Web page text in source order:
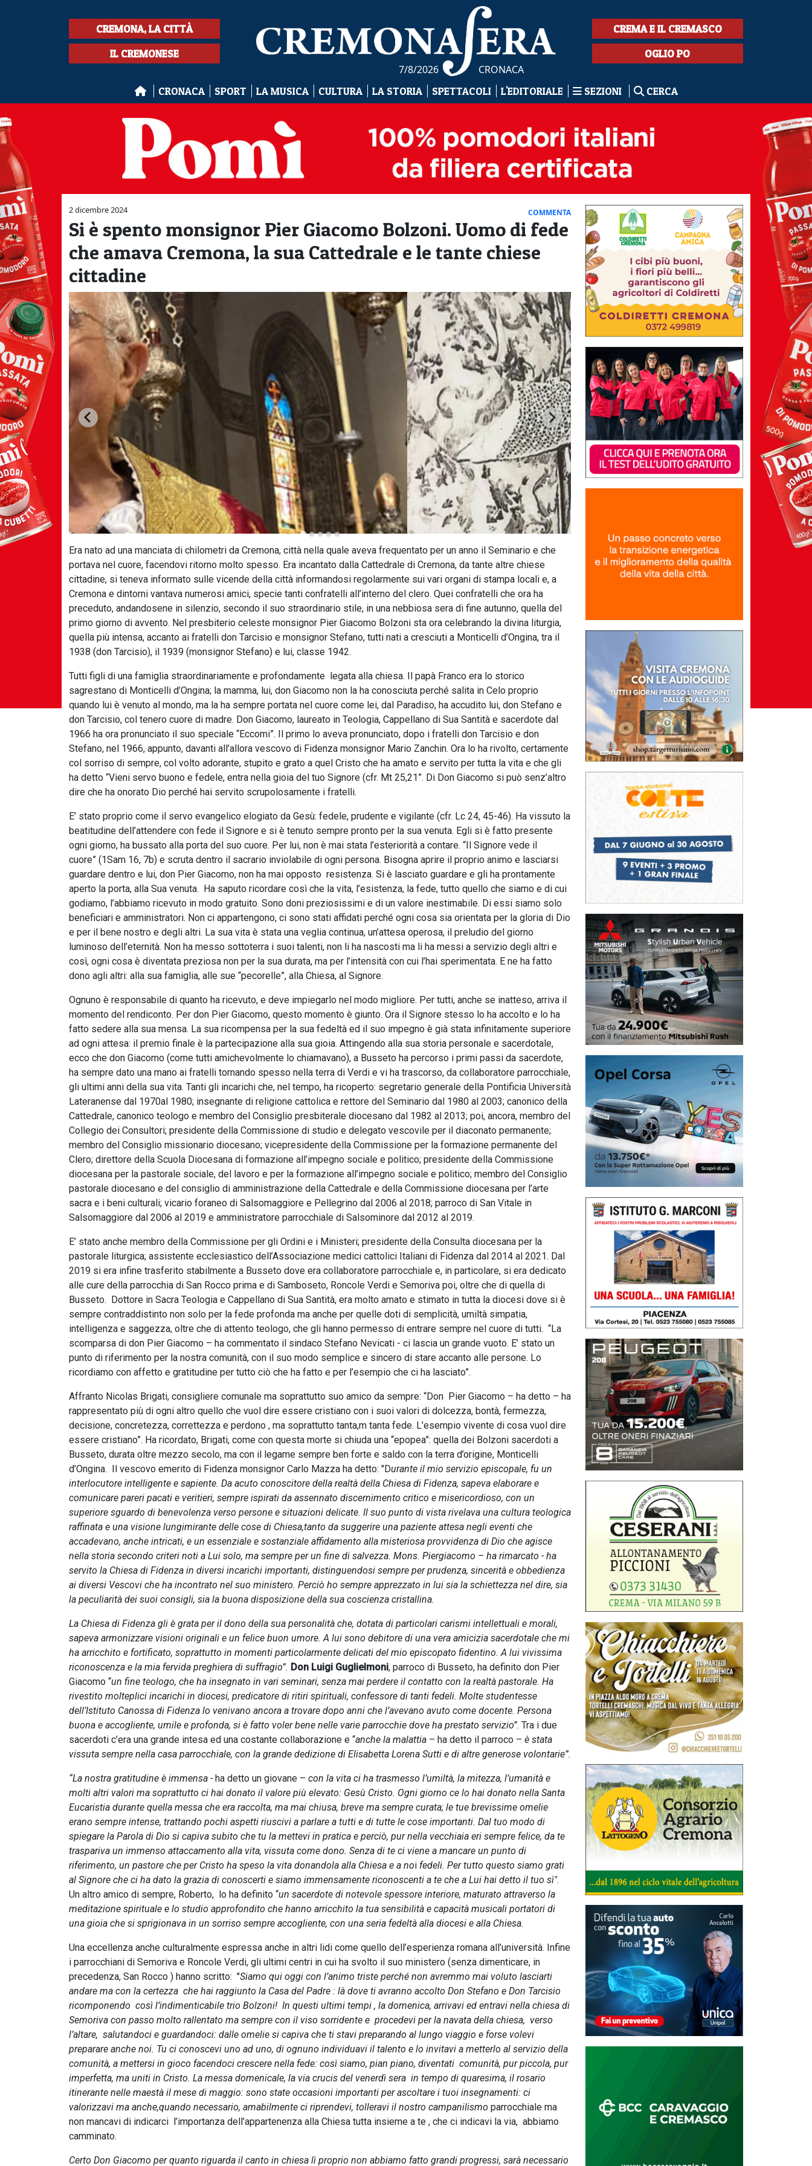
CREMONA, LA CITTÀ
IL CREMONESE
7/8/2026 CRONACA
CREMA E IL CREMASCO
OGLIO PO
CRONACA SPORT LA MUSICA CULTURA LA STORIA SPETTACOLI L'EDITORIALE SEZIONI CERCA
2 dicembre 2024 COMMENTA
Si è spento monsignor Pier Giacomo Bolzoni. Uomo di fede
che amava Cremona, la sua Cattedrale e le tante chiese
cittadine
Era nato ad una manciata di chilometri da Cremona, città nella quale aveva frequentato per un anno il Seminario e che
portava nel cuore, facendovi ritorno molto spesso. Era incantato dalla Cattedrale di Cremona, da tante altre chiese
cittadine, si teneva informato sulle vicende della città informandosi regolarmente sui vari organi di stampa locali e, a
Cremona e dintorni vantava numerosi amici, specie tanti confratelli all’interno del clero. Quei confratelli che ora ha
preceduto, andandosene in silenzio, secondo il suo straordinario stile, in una nebbiosa sera di fine autunno, quella del
primo giorno di avvento. Nel presbiterio celeste monsignor Pier Giacomo Bolzoni sta ora celebrando la divina liturgia,
quella più intensa, accanto ai fratelli don Tarcisio e monsignor Stefano, tutti nati a cresciuti a Monticelli d’Ongina, tra il
1938 (don Tarcisio), il 1939 (monsignor Stefano) e lui, classe 1942.
Tutti figli di una famiglia straordinariamente e profondamente legata alla chiesa. Il papà Franco era lo storico
sagrestano di Monticelli d’Ongina; la mamma, lui, don Giacomo non la ha conosciuta perché salita in Celo proprio
quando lui è venuto al mondo, ma la ha sempre portata nel cuore come lei, dal Paradiso, ha accudito lui, don Stefano e
don Tarcisio, col tenero cuore di madre. Don Giacomo, laureato in Teologia, Cappellano di Sua Santità e sacerdote dal
1966 ha ora pronunciato il suo speciale “Eccomi”. Il primo lo aveva pronunciato, dopo i fratelli don Tarcisio e don
Stefano, nel 1966, appunto, davanti all’allora vescovo di Fidenza monsignor Mario Zanchin. Ora lo ha rivolto, certamente
col sorriso di sempre, col volto adorante, stupito e grato a quel Cristo che ha amato e servito per tutta la vita e che gli
ha detto “Vieni servo buono e fedele, entra nella gioia del tuo Signore (cfr. Mt 25,21”. Di Don Giacomo si può senz’altro
dire che ha onorato Dio perché hai servito scrupolosamente i fratelli.
E’ stato proprio come il servo evangelico elogiato da Gesù: fedele, prudente e vigilante (cfr. Lc 24, 45-46). Ha vissuto la
beatitudine dell’attendere con fede il Signore e si è tenuto sempre pronto per la sua venuta. Egli si è fatto presente
ogni giorno, ha bussato alla porta del suo cuore. Per lui, non è mai stata l’esteriorità a contare. “Il Signore vede il
cuore” (1Sam 16, 7b) e scruta dentro il sacrario inviolabile di ogni persona. Bisogna aprire il proprio animo e lasciarsi
guardare dentro e lui, don Pier Giacomo, non ha mai opposto resistenza. Si è lasciato guardare e gli ha prontamente
aperto la porta, alla Sua venuta. Ha saputo ricordare così che la vita, l’esistenza, la fede, tutto quello che siamo e di cui
godiamo, l’abbiamo ricevuto in modo gratuito. Sono doni preziosissimi e di un valore inestimabile. Di essi siamo solo
beneficiari e amministratori. Non ci appartengono, ci sono stati affidati perché ogni cosa sia orientata per la gloria di Dio
e per il bene nostro e degli altri. La sua vita è stata una veglia continua, un’attesa operosa, il preludio del giorno
luminoso dell’eternità. Non ha messo sottoterra i suoi talenti, non li ha nascosti ma li ha messi a servizio degli altri e
così, ogni cosa è diventata preziosa non per la sua durata, ma per l’intensità con cui l’hai sperimentata. E ne ha fatto
dono agli altri: alla sua famiglia, alle sue “pecorelle”, alla Chiesa, al Signore.
Ognuno è responsabile di quanto ha ricevuto, e deve impiegarlo nel modo migliore. Per tutti, anche se inatteso, arriva il
momento del rendiconto. Per don Pier Giacomo, questo momento è giunto. Ora il Signore stesso lo ha accolto e lo ha
fatto sedere alla sua mensa. La sua ricompensa per la sua fedeltà ed il suo impegno è già stata infinitamente superiore
ad ogni attesa: il premio finale è la partecipazione alla sua gioia. Attingendo alla sua storia personale e sacerdotale,
ecco che don Giacomo (come tutti amichevolmente lo chiamavano), a Busseto ha percorso i primi passi da sacerdote,
ha sempre dato una mano ai fratelli tornando spesso nella terra di Verdi e vi ha trascorso, da collaboratore parrocchiale,
gli ultimi anni della sua vita. Tanti gli incarichi che, nel tempo, ha ricoperto: segretario generale della Pontificia Università
Lateranense dal 1970al 1980; insegnante di religione cattolica e rettore del Seminario dal 1980 al 2003; canonico della
Cattedrale, canonico teologo e membro del Consiglio presbiterale diocesano dal 1982 al 2013; poi, ancora, membro del
Collegio dei Consultori; presidente della Commissione di studio e delegato vescovile per il diaconato permanente;
membro del Consiglio missionario diocesano; vicepresidente della Commissione per la formazione permanente del
Clero; direttore della Scuola Diocesana di formazione all’impegno sociale e politico; presidente della Commissione
diocesana per la pastorale sociale, del lavoro e per la formazione all’impegno sociale e politico; membro del Consiglio
pastorale diocesano e del consiglio di amministrazione della Cattedrale e della Commissione diocesana per l’arte
sacra e i beni culturali; vicario foraneo di Salsomaggiore e Pellegrino dal 2006 al 2018; parroco di San Vitale in
Salsomaggiore dal 2006 al 2019 e amministratore parrocchiale di Salsominore dal 2012 al 2019.
E’ stato anche membro della Commissione per gli Ordini e i Ministeri; presidente della Consulta diocesana per la
pastorale liturgica; assistente ecclesiastico dell’Associazione medici cattolici Italiani di Fidenza dal 2014 al 2021. Dal
2019 si era infine trasferito stabilmente a Busseto dove era collaboratore parrocchiale e, in particolare, si era dedicato
alle cure della parrocchia di San Rocco prima e di Samboseto, Roncole Verdi e Semoriva poi, oltre che di quella di
Busseto. Dottore in Sacra Teologia e Cappellano di Sua Santità, era molto amato e stimato in tutta la diocesi dove si è
sempre contraddistinto non solo per la fede profonda ma anche per quelle doti di semplicità, umiltà simpatia,
intelligenza e saggezza, oltre che di attento teologo, che gli hanno permesso di entrare sempre nel cuore di tutti. “La
scomparsa di don Pier Giacomo – ha commentato il sindaco Stefano Nevicati - ci lascia un grande vuoto. E’ stato un
punto di riferimento per la nostra comunità, con il suo modo semplice e sincero di stare accanto alle persone. Lo
ricordiamo con affetto e gratitudine per tutto ciò che ha fatto e per l’esempio che ci ha lasciato”.
Affranto Nicolas Brigati, consigliere comunale ma soprattutto suo amico da sempre: “Don Pier Giacomo – ha detto – ha
rappresentato più di ogni altro quello che vuol dire essere cristiano con i suoi valori di dolcezza, bontà, fermezza,
decisione, concretezza, correttezza e perdono , ma soprattutto tanta,m tanta fede. L’esempio vivente di cosa vuol dire
essere cristiano”. Ha ricordato, Brigati, come con questa morte si chiuda una “epopea”: quella dei Bolzoni sacerdoti a
Busseto, durata oltre mezzo secolo, ma con il legame sempre ben forte e saldo con la terra d’origine, Monticelli
d’Ongina. Il vescovo emerito di Fidenza monsignor Carlo Mazza ha detto: "Durante il mio servizio episcopale, fu un
interlocutore intelligente e sapiente. Da acuto conoscitore della realtà della Chiesa di Fidenza, sapeva elaborare e
comunicare pareri pacati e veritieri, sempre ispirati da assennato discernimento critico e misericordioso, con un
superiore sguardo di benevolenza verso persone e situazioni delicate. Il suo punto di vista rivelava una cultura teologica
raffinata e una visione lungimirante delle cose di Chiesa,tanto da suggerire una paziente attesa negli eventi che
accadevano, anche intricati, e un essenziale e sostanziale affidamento alla misteriosa provvidenza di Dio che agisce
nella storia secondo criteri noti a Lui solo, ma sempre per un fine di salvezza. Mons. Piergiacomo – ha rimarcato - ha
servito la Chiesa di Fidenza in diversi incarichi importanti, distinguendosi sempre per prudenza, sincerità e obbedienza
ai diversi Vescovi che ha incontrato nel suo ministero. Perciò ho sempre apprezzato in lui sia la schiettezza nel dire, sia
la peculiarità dei suoi consigli, sia la buona disposizione della sua coscienza cristallina.
La Chiesa di Fidenza gli è grata per il dono della sua personalità che, dotata di particolari carismi intellettuali e morali,
sapeva armonizzare visioni originali e un felice buon umore. A lui sono debitore di una vera amicizia sacerdotale che mi
ha arricchito e fortificato, soprattutto in momenti particolarmente delicati del mio episcopato fidentino. A lui vivissima
riconoscenza e la mia fervida preghiera di suffragio”. Don Luigi Guglielmoni, parroco di Busseto, ha definito don Pier
Giacomo “un fine teologo, che ha insegnato in vari seminari, senza mai perdere il contatto con la realtà pastorale. Ha
rivestito molteplici incarichi in diocesi, predicatore di ritiri spirituali, confessore di tanti fedeli. Molte studentesse
dell’Istituto Canossa di Fidenza lo venivano ancora a trovare dopo anni che l’avevano avuto come docente. Persona
buona e accogliente, umile e profonda, si è fatto voler bene nelle varie parrocchie dove ha prestato servizio”. Tra i due
sacerdoti c’era una grande intesa ed una costante collaborazione e “anche la malattia – ha detto il parroco – è stata
vissuta sempre nella casa parrocchiale, con la grande dedizione di Elisabetta Lorena Sutti e di altre generose volontarie”.
“La nostra gratitudine è immensa - ha detto un giovane – con la vita ci ha trasmesso l’umiltà, la mitezza, l’umanità e
molti altri valori ma soprattutto ci hai donato il valore più elevato: Gesù Cristo. Ogni giorno ce lo hai donato nella Santa
Eucaristia durante quella messa che era raccolta, ma mai chiusa, breve ma sempre curata; le tue brevissime omelie
erano sempre intense, trattando pochi aspetti riuscivi a parlare a tutti e di tutte le cose importanti. Dal tuo modo di
spiegare la Parola di Dio si capiva subito che tu la mettevi in pratica e perciò, pur nella vecchiaia eri sempre felice, da te
traspariva un immenso attaccamento alla vita, vissuta come dono. Senza di te ci viene a mancare un punto di
riferimento, un pastore che per Cristo ha speso la vita donandola alla Chiesa e a noi fedeli. Per tutto questo siamo grati
al Signore che ci ha dato la grazia di conoscerti e siamo immensamente riconoscenti a te che a Lui hai detto il tuo sì".
Un altro amico di sempre, Roberto, lo ha definito “un sacerdote di notevole spessore interiore, maturato attraverso la
meditazione spirituale e lo studio approfondito che hanno arricchito la tua sensibilità e capacità musicali portatori di
una gioia che si sprigionava in un sorriso sempre accogliente, con una seria fedeltà alla diocesi e alla Chiesa.
Una eccellenza anche culturalmente espressa anche in altri lidi come quello dell’esperienza romana all’università. Infine
i parrocchiani di Semoriva e Roncole Verdi, gli ultimi centri in cui ha svolto il suo ministero (senza dimenticare, in
precedenza, San Rocco ) hanno scritto: "Siamo qui oggi con l’animo triste perché non avremmo mai voluto lasciarti
andare ma con la certezza che hai raggiunto la Casa del Padre : là dove ti avranno accolto Don Stefano e Don Tarcisio
ricomponendo così l’indimenticabile trio Bolzoni! In questi ultimi tempi , la domenica, arrivavi ed entravi nella chiesa di
Semoriva con passo molto rallentato ma sempre con il viso sorridente e procedevi per la navata della chiesa, verso
l’altare, salutandoci e guardandoci: dalle omelie si capiva che ti stavi preparando al lungo viaggio e forse volevi
preparare anche noi. Tu ci conoscevi uno ad uno, di ognuno individuavi il talento e lo invitavi a metterlo al servizio della
comunità, a mettersi in gioco facendoci crescere nella fede: così siamo, pian piano, diventati comunità, pur piccola, pur
imperfetta, ma uniti in Cristo. La messa domenicale, la via crucis del venerdì sera in tempo di quaresima, il rosario
itinerante nelle maestà il mese di maggio: sono state occasioni importanti per ascoltare i tuoi insegnamenti: ci
valorizzavi ma anche,quando necessario, amabilmente ci riprendevi, tolleravi il nostro campanilismo parrocchiale ma
non mancavi di indicarci l’importanza dell’appartenenza alla Chiesa tutta insieme a te , che ci indicavi la via, abbiamo
camminato.
Certo Don Giacomo per quanto riguarda il canto in chiesa lì proprio non abbiamo fatto grandi progressi, sarà necessario